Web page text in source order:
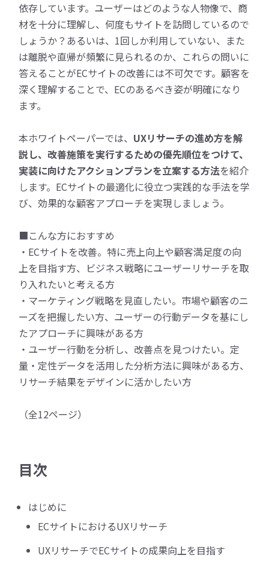
依存しています。ユーザーはどのような人物像で、商
材を十分に理解し、何度もサイトを訪問しているので
しょうか？あるいは、1回しか利用していない、また
は離脱や直帰が頻繁に見られるのか、これらの問いに
答えることがECサイトの改善には不可欠です。顧客を
深く理解することで、ECのあるべき姿が明確になり
ます。
本ホワイトペーパーでは、 UXリサーチの進め方を解
説し、改善施策を実行するための優先順位をつけて、
実装に向けたアクションプランを立案する方法を紹介
します。ECサイトの最適化に役立つ実践的な手法を学
び、効果的な顧客アプローチを実現しましょう。
■こんな方におすすめ
・ECサイトを改善。特に売上向上や顧客満足度の向
上を目指す方、ビジネス戦略にユーザーリサーチを取
り入れたいと考える方
・マーケティング戦略を見直したい。市場や顧客のニ
ーズを把握したい方、ユーザーの行動データを基にし
たアプローチに興味がある方
・ユーザー行動を分析し、改善点を見つけたい。定
量・定性データを活用した分析方法に興味がある方、
リサーチ結果をデザインに活かしたい方
（全12ページ）
目次
はじめに
ECサイトにおけるUXリサーチ
UXリサーチでECサイトの成果向上を目指す